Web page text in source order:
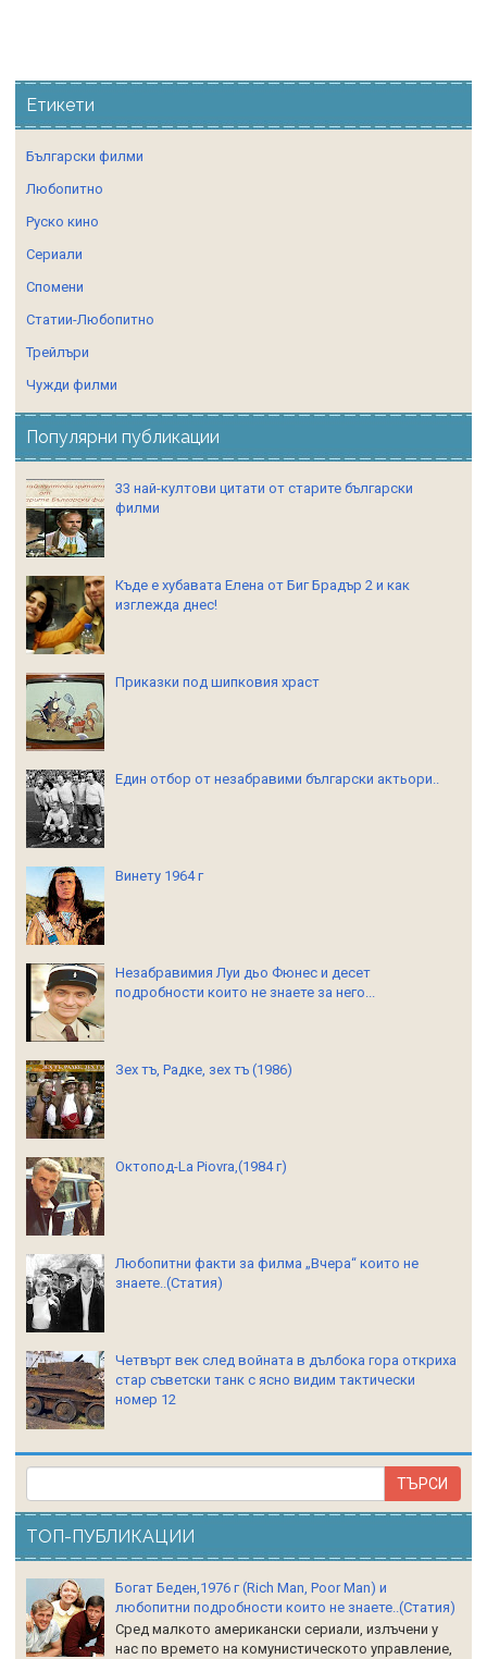
Етикети
Български филми
Любопитно
Руско кино
Сериали
Спомени
Статии-Любопитно
Трейлъри
Чужди филми
Популярни публикации
33 най-култови цитати от старите български
филми
Къде е хубавата Елена от Биг Брадър 2 и как
изглежда днес!
Приказки под шипковия храст
Един отбор от незабравими български актьори..
Винету 1964 г
Незабравимия Луи дьо Фюнес и десет
подробности които не знаете за него...
Зех тъ, Радке, зех тъ (1986)
Октопод-La Piovra,(1984 г)
Любопитни факти за филма „Вчера“ които не
знаете..(Статия)
Четвърт век след войната в дълбока гора откриха
стар съветски танк с ясно видим тактически
номер 12
ТОП-ПУБЛИКАЦИИ
Богат Беден,1976 г (Rich Man, Poor Man) и
любопитни подробности които не знаете..(Статия)
Сред малкото американски сериали, излъчени у
нас по времето на комунистическото управление,